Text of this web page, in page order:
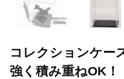
コレクションケ
強く積み重ねOK